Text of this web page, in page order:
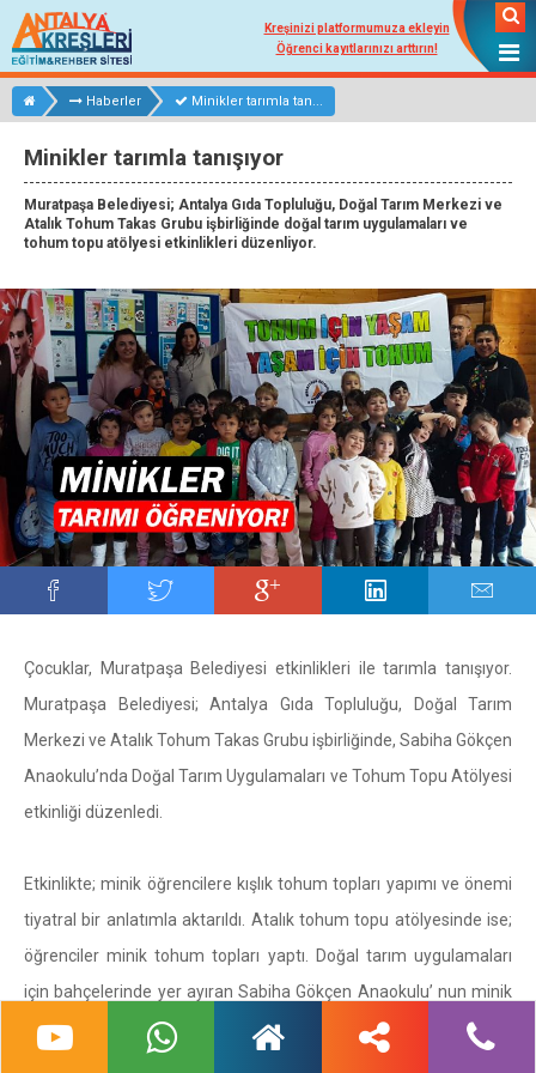
Kreşinizi platformumuza ekleyin
Öğrenci kayıtlarınızı arttırın!
Haberler Minikler tarımla tan...
Minikler tarımla tanışıyor
Muratpaşa Belediyesi; Antalya Gıda Topluluğu, Doğal Tarım Merkezi ve
Atalık Tohum Takas Grubu işbirliğinde doğal tarım uygulamaları ve
tohum topu atölyesi etkinlikleri düzenliyor.
Çocuklar, Muratpaşa Belediyesi etkinlikleri ile tarımla tanışıyor.
Muratpaşa Belediyesi; Antalya Gıda Topluluğu, Doğal Tarım
Merkezi ve Atalık Tohum Takas Grubu işbirliğinde, Sabiha Gökçen
Anaokulu’nda Doğal Tarım Uygulamaları ve Tohum Topu Atölyesi
etkinliği düzenledi.
Etkinlikte; minik öğrencilere kışlık tohum topları yapımı ve önemi
tiyatral bir anlatımla aktarıldı. Atalık tohum topu atölyesinde ise;
öğrenciler minik tohum topları yaptı. Doğal tarım uygulamaları
için bahçelerinde yer ayıran Sabiha Gökçen Anaokulu’ nun minik
öğrencileri, yaptıkları atalık tohum toplarını toprakla buluşturdu.